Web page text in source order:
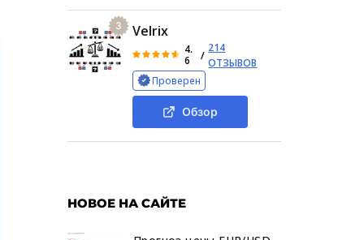
3 Velrix
4.
6
/
214
ОТЗЫВОВ
Проверен
Обзор
НОВОЕ НА САЙТЕ